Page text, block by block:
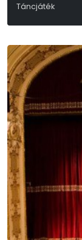
Táncjáték